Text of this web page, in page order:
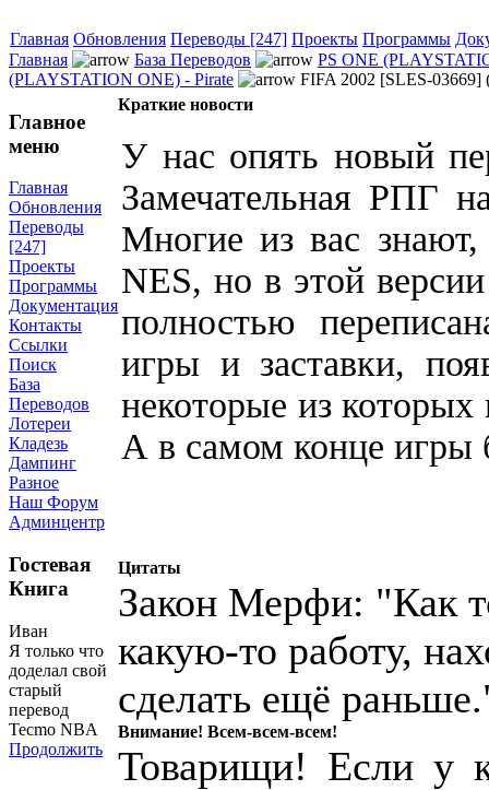
Главная Обновления Переводы [247] Проекты Программы
Главная
База Переводов
PS ONE
(PLAYSTATION ONE) - Pirate
FIFA 2002 [SLES-03669]
Главное
меню
Главная
Обновления
Переводы
[247]
Проекты
Программы
Документация
Контакты
Ссылки
Поиск
База
Переводов
Лотереи
Кладезь
Дампинг
Разное
Наш Форум
Админцентр
Гостевая
Книга
Иван
Я только что
доделал свой
старый
перевод
Tecmo NBA
Продолжить
Краткие новости
У нас опять новый
Замечательная РПГ
Многие из вас знают,
NES, но в этой
полностью
игры и заставки,
некоторые из
А в самом конце игры
Цитаты
Закон Мерфи: "Как
какую-то работу,
сделать ещё
Внимание! Всем-всем-всем!
Товарищи! Если у